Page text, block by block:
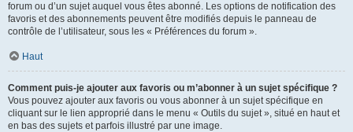
forum ou d’un sujet auquel vous êtes abonné. Les options de notification des
favoris et des abonnements peuvent être modifiés depuis le panneau de
contrôle de l’utilisateur, sous les « Préférences du forum ».
Haut
Comment puis-je ajouter aux favoris ou m’abonner à un sujet spécifique ?
Vous pouvez ajouter aux favoris ou vous abonner à un sujet spécifique en
cliquant sur le lien approprié dans le menu « Outils du sujet », situé en haut et
en bas des sujets et parfois illustré par une image.